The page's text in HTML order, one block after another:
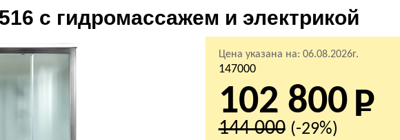
с гидромассажем и электрикой
Цена указана на: 06.08.2026г.
147000
102 800
144 000 (-29%)